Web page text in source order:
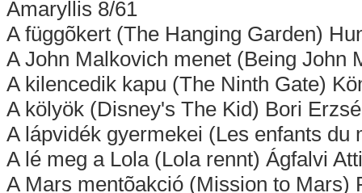
Amaryllis 8/61
A függõkert (The Hanging Garden)
A John Malkovich menet (Being John
A kilencedik kapu (The Ninth Gate)
A kölyök (Disney's The Kid) Bori
A lápvidék gyermekei (Les enfants
A lé meg a Lola (Lola rennt) Ágfalvi
A Mars mentõakció (Mission to Mars)